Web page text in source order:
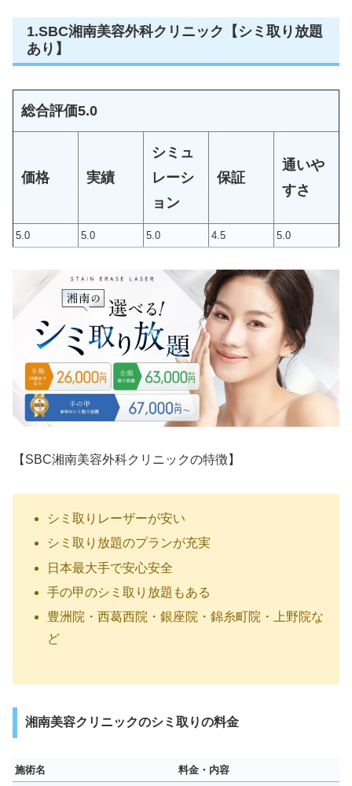
1.SBC湘南美容外科クリニック【シミ取り放題
あり】
総合評価5.0
価格 実績
シミュ
レーシ
ョン
保証
通いや
すさ
5.0 5.0 5.0 4.5 5.0
【SBC湘南美容外科クリニックの特徴】
シミ取りレーザーが安い
シミ取り放題のプランが充実
日本最大手で安心安全
手の甲のシミ取り放題もある
豊洲院・西葛西院・銀座院・錦糸町院・上野院な
ど
湘南美容クリニックのシミ取りの料金
施術名
料金・内容